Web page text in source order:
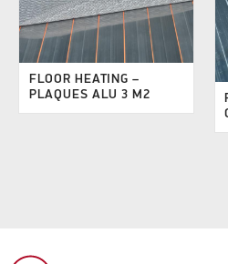
FLOOR HEATING –
PLAQUES ALU 3 M2